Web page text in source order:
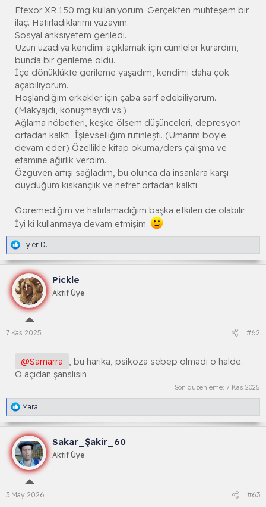
a
t
a
n
r
i
h
i
Efexor XR 150 mg kullanıyorum. Gerçekten muhteşem bir
ilaç. Hatırladıklarımı yazayım.
Sosyal anksiyetem geriledi.
Uzun uzadıya kendimi açıklamak için cümleler kurardım,
bunda bir gerileme oldu.
İçe dönüklükte gerileme yaşadım, kendimi daha çok
açabiliyorum.
Hoşlandığım erkekler için çaba sarf edebiliyorum.
(Makyajdı, konuşmaydı vs.)
Ağlama nöbetleri, keşke ölsem düşünceleri, depresyon
ortadan kalktı. İşlevselliğim rutinleşti. (Umarım böyle
devam eder.) Özellikle kitap okuma/ders çalışma ve
etamine ağırlık verdim.
Özgüven artışı sağladım, bu olunca da insanlara karşı
duyduğum kıskançlık ve nefret ortadan kalktı.
Göremediğim ve hatırlamadığım başka etkileri de olabilir.
İyi ki kullanmaya devam etmişim.
R
e
a
k
s
i
y
o
n
l
a
:
Tyler D.
Pickle
Aktif Üye
7 Kas 2025 #62
@Samarra
, bu harika, psikoza sebep olmadı o halde.
O açıdan şanslısın
Son düzenleme: 7 Kas 2025
R
e
a
k
s
i
y
o
n
l
a
Mara
Sakar_Şakir_60
Aktif Üye
3 May 2026 #63